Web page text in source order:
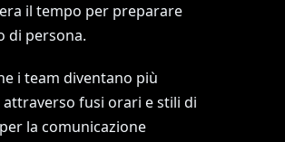
il tempo per preparare
di persona.
i team diventano più
fusi orari e stili di
la comunicazione